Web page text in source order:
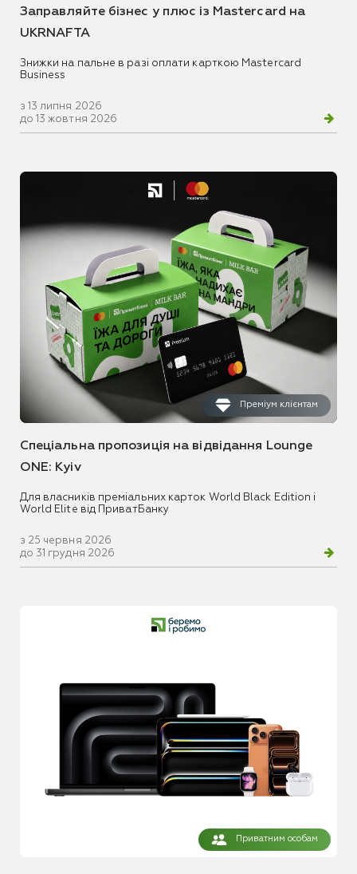
Заправляйте бізнес у плюс із Mastercard на
UKRNAFTA
Знижки на пальне в разі оплати карткою Mastercard
Business
з 13 липня 2026
до 13 жовтня 2026
Преміум клієнтам
Спеціальна пропозиція на відвідання Lounge
ONE: Kyiv
Для власників преміальних карток World Black Edition і
World Elite від ПриватБанку
з 25 червня 2026
до 31 грудня 2026
Приватним особам